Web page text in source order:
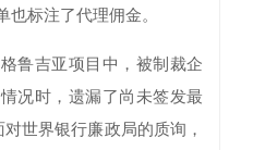
标注了代理佣金。
鲁吉亚项目中，被制裁企
况时，遗漏了尚未签发最
世界银行廉政局的质询，